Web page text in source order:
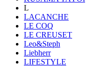
L
LACANCHE
LE COQ
LE CREUSET
Leo&Steph
Liebherr
LIFESTYLE